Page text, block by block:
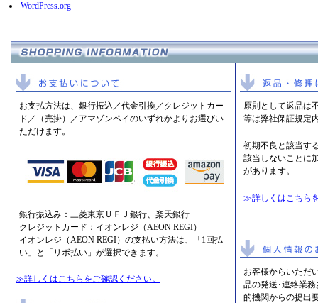
WordPress.org
お支払方法は、銀行振込／代金引換／クレジットカー
ド／（売掛）／アマゾンペイのいずれかよりお選びい
ただけます。
銀行振込み：三菱東京ＵＦＪ銀行、楽天銀行
クレジットカード：イオンレジ（AEON REGI）
イオンレジ（AEON REGI）の支払い方法は、「1回払
い」と「リボ払い」が選択できます。
≫詳しくはこちらをご確認ください。
原則として返品は
等は弊社保証規定
初期不良と該当す
該当しないことに
があります。
≫詳しくはこちら
お客様からいただ
品の発送･連絡業
的機関からの提出